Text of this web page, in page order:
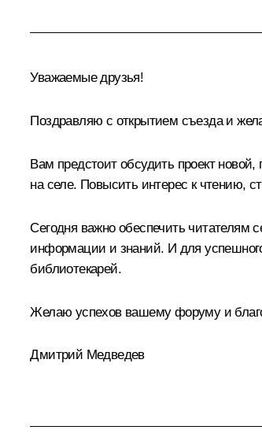
Уважаемые друзья!
Поздравляю с открытием съезда и
Вам предстоит обсудить проект
на селе. Повысить интерес к чтению,
Сегодня важно обеспечить читателям
информации и знаний. И для
библиотекарей.
Желаю успехов вашему форуму и
Дмитрий Медведев